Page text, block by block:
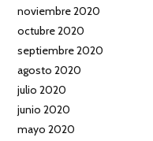
noviembre 2020
octubre 2020
septiembre 2020
agosto 2020
julio 2020
junio 2020
mayo 2020